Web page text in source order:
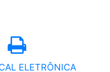
ELETRÔNICA